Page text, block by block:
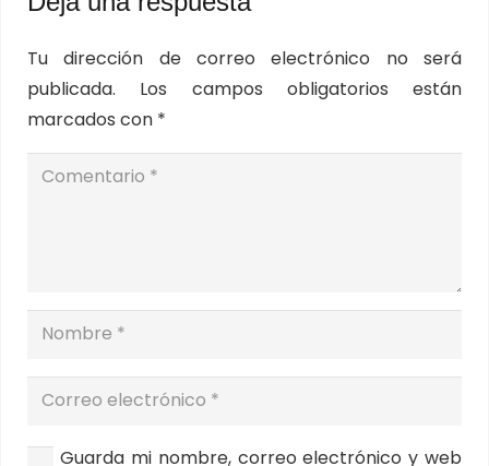
Tu dirección de correo electrónico no será
publicada.
Los campos obligatorios están
marcados con *
Guarda mi nombre, correo electrónico y web